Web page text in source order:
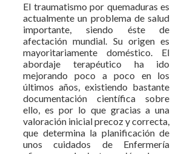
El traumatismo por quemaduras es
actualmente un problema de salud
importante, siendo éste de
afectación mundial. Su origen es
mayoritariamente doméstico. El
abordaje terapéutico ha ido
mejorando poco a poco en los
últimos años, existiendo bastante
documentación científica sobre
ello, es por lo que gracias a una
valoración inicial precoz y correcta,
que determina la planificación de
unos cuidados de Enfermería